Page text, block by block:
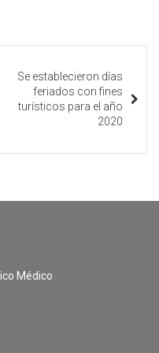
Se establecieron días
feriados con fines
turísticos para el año
2020
Médico